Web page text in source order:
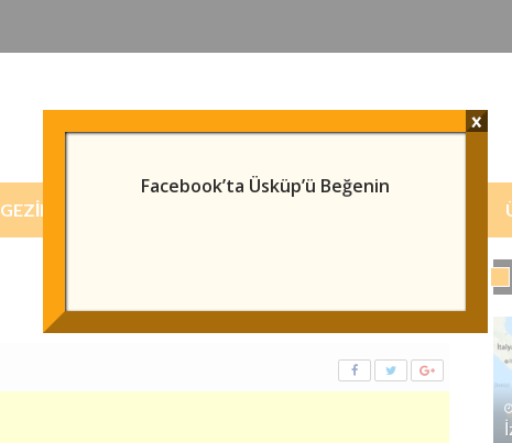
GEZILECEK/GÖRÜLECEK YERLER
Facebook’ta Üsküp’ü Beğenin
x